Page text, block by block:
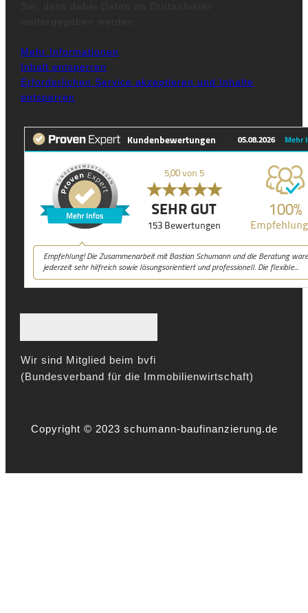
Mehr Informationen
Inhalt entsperren
Erforderlichen Service akzeptieren und Inhalte
entsperren
Wir sind Mitglied beim bvfi
(Bundesverband für die Immobilienwirtschaft)
Copyright © 2023 schumann-baufinanzierung.de